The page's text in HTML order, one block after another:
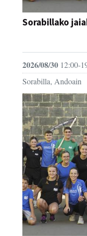
Sorabillako
2026/08/30 12:00-
Sorabilla, Andoain